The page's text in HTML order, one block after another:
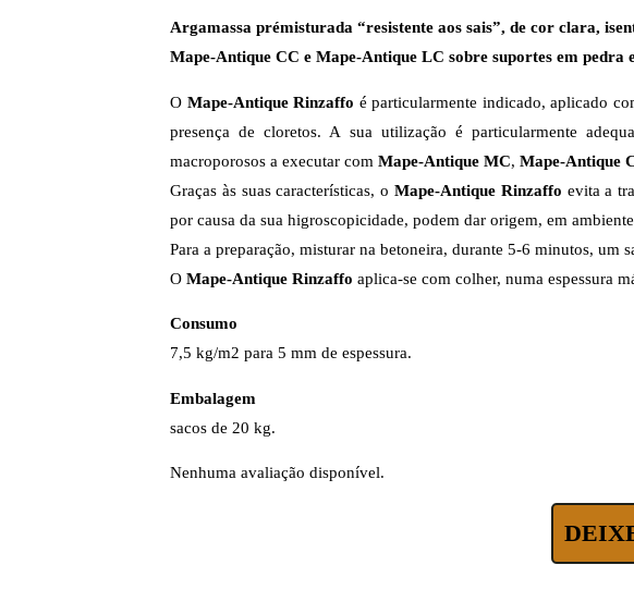
Argamassa prémisturada “resistente aos sais”, de cor clara,
Mape-Antique CC e Mape-Antique LC sobre suportes em pedra
O Mape-Antique Rinzaffo é particularmente indicado, aplicado
presença de cloretos. A sua utilização é particularmente
macroporosos a executar com Mape-Antique MC, Mape-Antique
Graças às suas características, o Mape-Antique Rinzaffo evita a
por causa da sua higroscopicidade, podem dar origem, em
Para a preparação, misturar na betoneira, durante 5-6 minutos, um
O Mape-Antique Rinzaffo aplica-se com colher, numa espessura
Consumo
7,5 kg/m2 para 5 mm de espessura.
Embalagem
sacos de 20 kg.
Nenhuma avaliação disponível.